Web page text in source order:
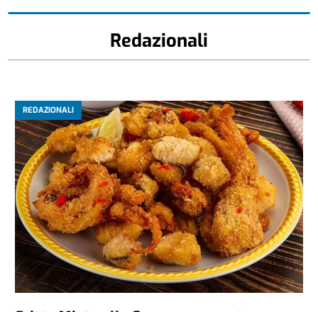
Redazionali
REDAZIONALI